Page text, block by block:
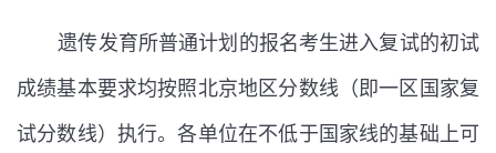
遗传发育所普通计划的报名考生进入复试的初试
成绩基本要求均按照北京地区分数线（即一区国家复
试分数线）执行。各单位在不低于国家线的基础上可